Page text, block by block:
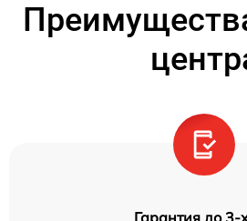
Гарантия до 3-